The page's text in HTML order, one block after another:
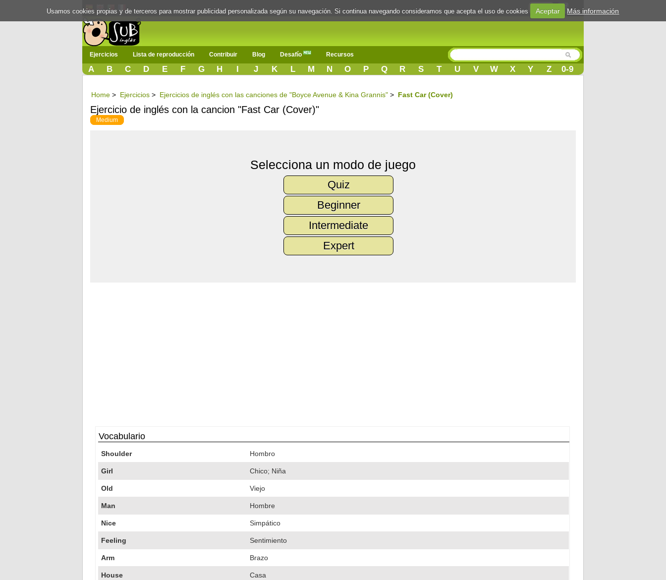
Login
Ejercicios Lista de reproducción Contribuir Blog Desafío Recursos
A B C D E F G H I J K L M N O P Q R S T U V W X Y Z 0-9
Home > Ejercicios > Ejercicios de inglés con las canciones de "Boyce Avenue & Kina Grannis" > Fast Car (Cover)
Ejercicio de inglés con la cancion "Fast Car (Cover)"
Medium
Selecciona un modo de juego
Quiz
Beginner
Intermediate
Expert
Vocabulario
Shoulder Hombro
Girl Chico; Niña
Old Viejo
Man Hombre
Nice Simpático
Feeling Sentimiento
Arm Brazo
House Casa
Usamos cookies propias y de terceros para mostrar publicidad personalizada según su navegación. Si continua navegando consideramos que acepta el uso de cookies Aceptar Más información